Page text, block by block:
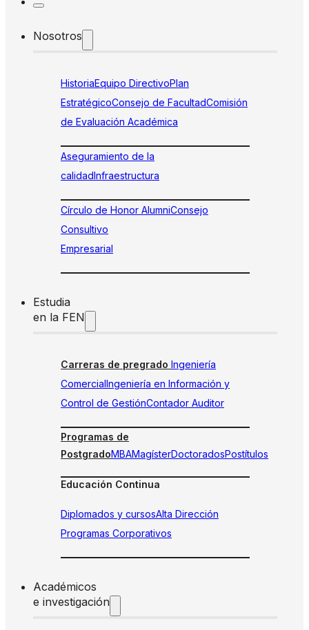
Nosotros
HistoriaEquipo DirectivoPlan
EstratégicoConsejo de FacultadComisión
de Evaluación Académica
Aseguramiento de la
calidadInfraestructura
Círculo de Honor AlumniConsejo
Consultivo
Empresarial
Estudia
en la FEN
Carreras de pregrado Ingeniería
ComercialIngeniería en Información y
Control de GestiónContador Auditor
Programas de
PostgradoMBAMagísterDoctoradosPostítulos
Educación Continua
Diplomados y cursosAlta Dirección
Programas Corporativos
Académicos
e investigación